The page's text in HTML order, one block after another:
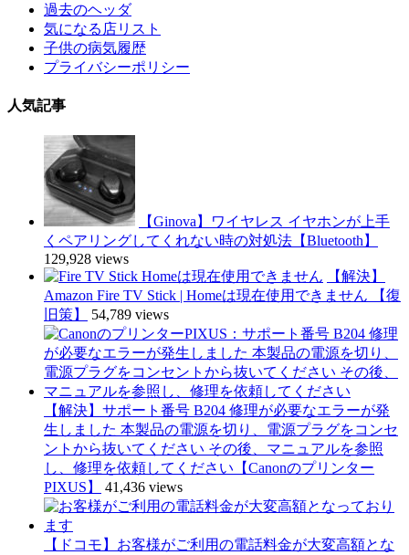
過去のヘッダ
気になる店リスト
子供の病気履歴
プライバシーポリシー
人気記事
【Ginova】ワイヤレス イヤホンが上手
くペアリングしてくれない時の対処法【Bluetooth】
129,928 views
【解決】
Amazon Fire TV Stick | Homeは現在使用できません 【復
旧策】
54,789 views
【解決】サポート番号 B204 修理が必要なエラーが発
生しました 本製品の電源を切り、電源プラグをコンセ
ントから抜いてください その後、マニュアルを参照
し、修理を依頼してください【Canonのプリンター
PIXUS】
41,436 views
【ドコモ】お客様がご利用の電話料金が大変高額とな